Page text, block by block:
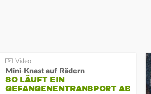
Mini-Knast auf Rädern
SO LÄUFT EIN
GEFANGENENTRANSPORT AB